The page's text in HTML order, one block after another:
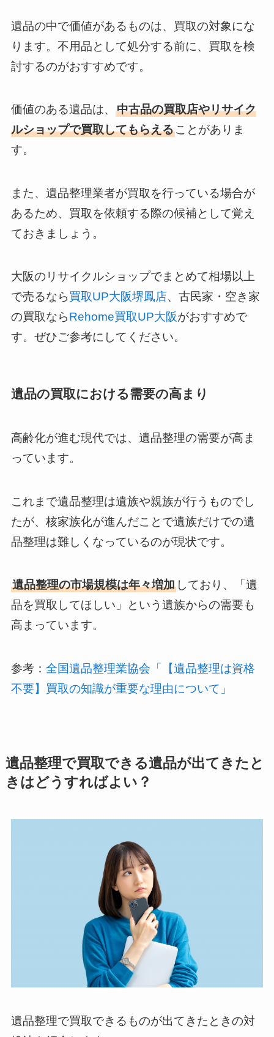
遺品の中で価値があるものは、買取の対象にな
ります。不用品として処分する前に、買取を検
討するのがおすすめです。
価値のある遺品は、 中古品の買取店やリサイク
ルショップで買取してもらえることがありま
す。
また、遺品整理業者が買取を行っている場合が
あるため、買取を依頼する際の候補として覚え
ておきましょう。
大阪のリサイクルショップでまとめて相場以上
で売るなら 買取UP大阪堺鳳店、古民家・空き家
の買取ならRehome買取UP大阪がおすすめで
す。ぜひご参考にしてください。
遺品の買取における需要の高まり
高齢化が進む現代では、遺品整理の需要が高ま
っています。
これまで遺品整理は遺族や親族が行うものでし
たが、核家族化が進んだことで遺族だけでの遺
品整理は難しくなっているのが現状です。
遺品整理の市場規模は年々増加しており、「遺
品を買取してほしい」という遺族からの需要も
高まっています。
参考： 全国遺品整理業協会「【遺品整理は資格
不要】買取の知識が重要な理由について」
遺品整理で買取できる遺品が出てきたと
きはどうすればよい？
遺品整理で買取できるものが出てきたときの対